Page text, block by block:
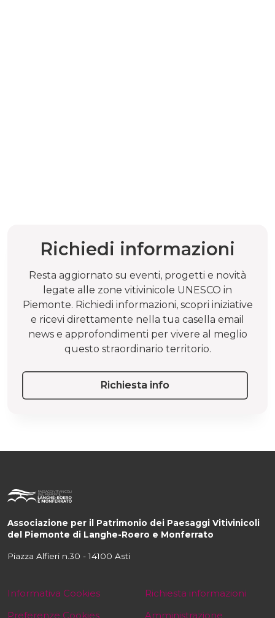
Richiedi informazioni
Resta aggiornato su eventi, progetti e novità
legate alle zone vitivinicole UNESCO in
Piemonte. Richiedi informazioni, scopri iniziative
e ricevi direttamente nella tua casella email
news e approfondimenti per vivere al meglio
questo straordinario territorio.
Richiesta info
Associazione per il Patrimonio dei Paesaggi Vitivinicoli
del Piemonte di Langhe-Roero e Monferrato
Piazza Alfieri n.30 - 14100 Asti
Informativa Cookies
Preferenze Cookies
Richiesta informazioni
Amministrazione